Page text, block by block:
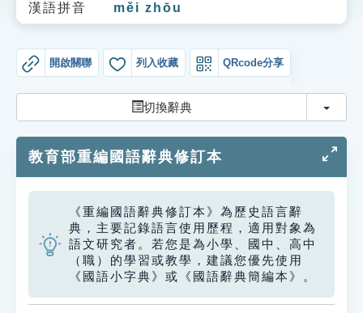
生字詞彙表
成語故事
索引選單
單字索引
生命大百科索引
遊戲專區
教學應用
漢語拼音 měi zhōu
開啟關聯 列入收藏 QRcode分享
切換辭典 切換
教育部重編國語辭典修訂本
《重編國語辭典修訂本》為歷史語言辭
典，主要記錄語言使用歷程，適用對象為
語文研究者。若您是為小學、國中、高中
（職）的學習或教學，建議您優先使用
《國語小字典》或《國語辭典簡編本》。